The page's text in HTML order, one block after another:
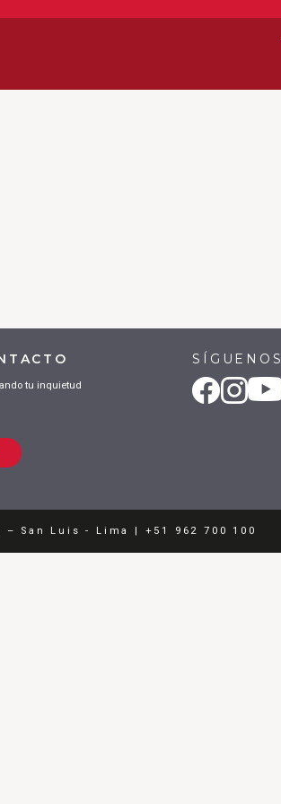
tu inquietud
SÍGUENOS
San Luis - Lima | +51 962 700 100